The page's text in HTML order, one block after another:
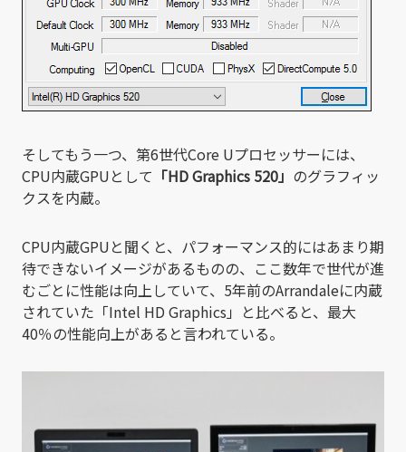
そしてもう一つ、第6世代Core Uプロセッサーには、
CPU内蔵GPUとして 「HD Graphics 520」 のグラフィッ
クスを内蔵。
CPU内蔵GPUと聞くと、パフォーマンス的にはあまり期
待できないイメージがあるものの、ここ数年で世代が進
むごとに性能は向上していて、5年前のArrandaleに内蔵
されていた「Intel HD Graphics」と比べると、最大
40％の性能向上があると言われている。